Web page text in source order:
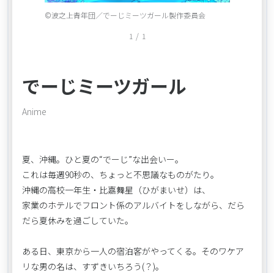
でーじミーツガール
Anime
夏、沖縄。ひと夏の“でーじ”な出会いー。
これは毎週90秒の、ちょっと不思議なものがたり。
沖縄の高校一年生・比嘉舞星（ひがまいせ）は、
家業のホテルでフロント係のアルバイトをしながら、だら
だら夏休みを過ごしていた。
ある日、東京から一人の宿泊客がやってくる。そのワケア
リな男の名は、すずきいちろう(？)。
Item
©波之上青年団／でーじミーツガール製作委員会
1 / 1